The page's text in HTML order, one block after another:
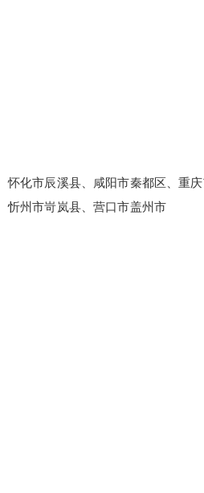
怀化市辰溪县、咸阳市秦都区、重
忻州市岢岚县、营口市盖州市